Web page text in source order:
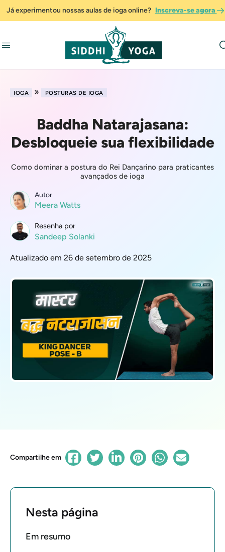
Já experimentou nossas aulas de ioga online? Inscreva-se agora
IOGA » POSTURAS DE IOGA
Baddha Natarajasana:
Desbloqueie sua flexibilidade
Como dominar a postura do Rei Dançarino para praticantes
avançados de ioga
Autor
Meera Watts
Resenha por
Sandeep Solanki
Atualizado em 26 de setembro de 2025
Compartilhe em
Nesta página
Em resumo